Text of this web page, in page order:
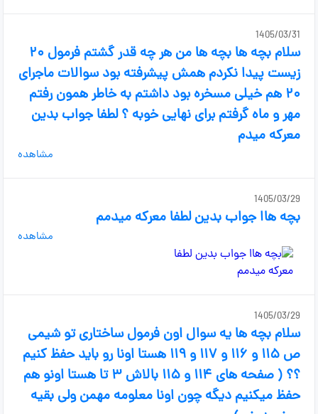
1405/03/31
سلام بچه ها بچه ها من هر چه قدر گشتم فرمول ۲۰
زیست پیدا نکردم همش پیشرفته بود سوالات ماجرای
۲۰ هم خیلی مسخره بود داشتم به خاطر همون رفتم
مهر و ماه گرفتم برای نهایی خوبه ؟ لطفا جواب بدین
معرکه میدم
مشاهده
1405/03/29
بچه هاا جواب بدین لطفا معرکه میدمم
مشاهده
1405/03/29
سلام بچه ها یه سوال اون فرمول ساختاری تو شیمی
ص ۱۱۵ و ۱۱۶ و ۱۱۷ و ۱۱۹ هستا اونا رو باید حفظ کنیم
؟؟ ( صفحه های ۱۱۴ و ۱۱۵ بالاش ۳ تا هستا اونو هم
حفظ میکنیم دیگه چون اونا معلومه مهمن ولی بقیه